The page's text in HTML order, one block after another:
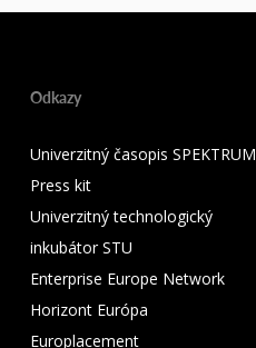
Odkazy
Univerzitný časopis SPEKTRUM
Press kit
Univerzitný technologický
inkubátor STU
Enterprise Europe Network
Horizont Európa
Europlacement